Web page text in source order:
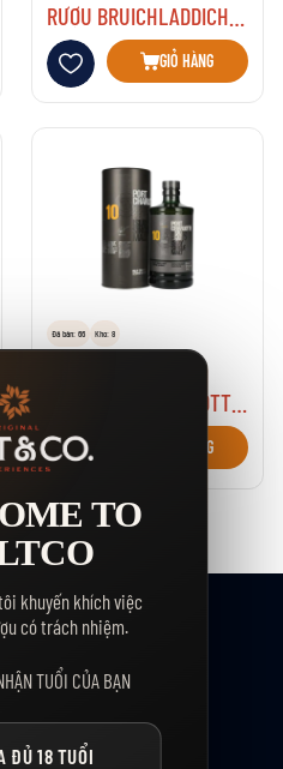
RƯỢU BRUICHLADDICH 30 YEARS OLD
Thêm vào danh sách yêu thích
GIỎ HÀNG
Đã bán: 66 Kho: 8
RƯỢU PORT CHARLOTTE 10 NĂM
Thêm vào danh sách yêu thích
GIỎ HÀNG
P.Thanh Xuân, TP.Hà Nội
TO
khuyến khích việc
có trách nhiệm.
TUỔI CỦA BẠN
ĐỦ 18 TUỔI